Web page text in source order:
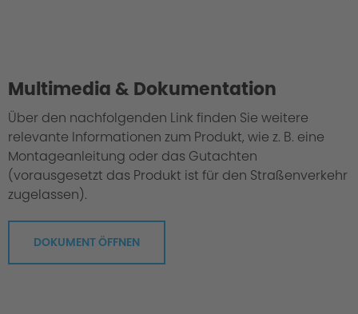
Multimedia & Dokumentation
Über den nachfolgenden Link finden Sie weitere
relevante Informationen zum Produkt, wie z. B. eine
Montageanleitung oder das Gutachten
(vorausgesetzt das Produkt ist für den Straßenverkehr
zugelassen).
DOKUMENT ÖFFNEN